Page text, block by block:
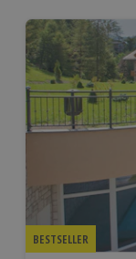
BESTSELLER